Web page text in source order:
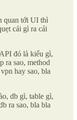
quan tới UI thì
cái gì ra cái
đó là kiểu gì,
ra sao, method
hay sao, bla
db gì, table gì,
ra sao, bla bla